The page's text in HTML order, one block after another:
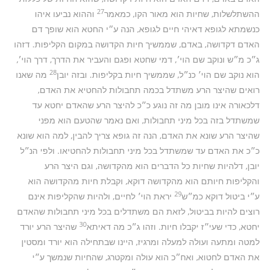
ההשתלשלות, שחיות הוא מאור הקו, כמאמר27 וההוא נביעו איהו
כנשמתא לגופא דאיהי חיים לגופא, הנה ע״י החטא הוא שופך דם
האדם דקדושה, באדם, שממשיך חיות הקדושה במקום הקליפות. דזהו
ג״כ מ״ש ונוקב שם הוי׳, דמי שחטא ופגם והעביר את הדרך, דרך הוי׳,
הוא נוקב שם הוי׳ כנ״ל, שממשיך חיות בקליפות. ובזה יובן28 מה שאנו
רואים שהיצר הרע משתדל בכמה תחבולות להחטיא את האדם,
דלכאורה אינו מובן מה זה נוגע כ״כ להיצר הרע שהאדם יחטא עד
שמשתדל בזה בכל מיני תחבולות, ואם נאמר שהטעם הוא מפני
שהיצר הרע שונא את האדם, הנה זה גופא צריך להבין, למה הוא שונא
כ״כ את האדם עד שמשתדל בכל מיני תחבולות להחטיאו. ולפי הנ״ל
יובן, דלהיות שחיות כל הדברים הוא מהקדושה, וגם היצר הרע
והקליפות חיותם הוא מהקדושה דוקא, וקבלת חיות מהקדושה הוא
ע״י ביטול דוקא כמ״ש29 יראת הוי׳ לחיים, ולהיות שהקליפות אינם
רוצים להיות בביטול, לזאת הם משתדלים בכל מיני תחבולות שהאדם
יחטא, כדי שעי״ז יקבלו חיות. וזהו ג״כ מה דאיתא30 שהיצר הרע יורד
למטה ומתעה ועולה למעלה ומרגיז, היינו שבתחילה הוא יורד ומסטין
את האדם לחטוא, ואח״כ הוא עולה ומקטרג, שהחיות שנמשך ע״י